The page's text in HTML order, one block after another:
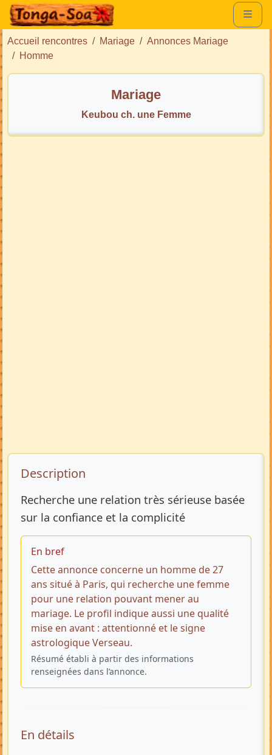
Accueil rencontres Mariage
Annonces Mariage
Homme
Mariage
Keubou ch. une Femme
Description de l’annonce
Description
Recherche une relation très sérieuse basée
sur la confiance et la complicité
En bref
Cette annonce concerne un homme de 27
ans situé à Paris, qui recherche une femme
pour une relation pouvant mener au
mariage. Le profil indique aussi une qualité
mise en avant : attentionné et le signe
astrologique Verseau.
Résumé établi à partir des informations
renseignées dans l’annonce.
En détails